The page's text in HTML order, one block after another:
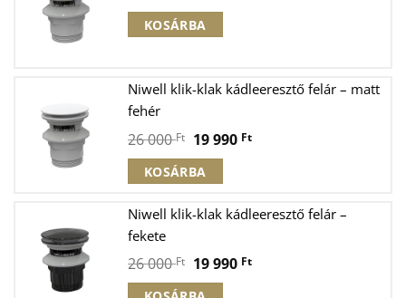
price
was:
000 Ft.
990 Ft.
KOSÁRBA
Niwell klik-klak kádleeresztő felár – matt
fehér
26 000Ft Original
price
was:
26
19 990 FtCurrent
19
KOSÁRBA
Niwell klik-klak kádleeresztő felár –
fekete
26 000Ft Original
price
19 990 FtCurrent